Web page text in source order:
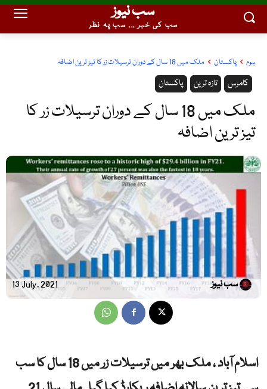
سب نیوز
سب کی خبر ... سب پہ نظر
ہوم پاکستان ملک میں 18 سال کے دوران ترسیلات زر کا تیز ترین اضافہ
پاکستان تازہ ترین کامرس
ملک میں 18 سال کے دوران ترسیلات زر کا
تیز ترین اضافہ
13 July, 2021 سب نیوز
اسلام آباد ، ملک بھر میں ترسیلات زر میں 18 سال کا سب